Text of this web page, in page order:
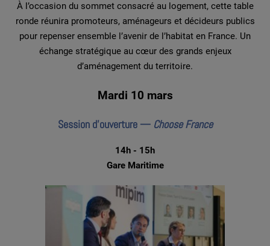
À l’occasion du sommet consacré au logement, cette table
ronde réunira promoteurs, aménageurs et décideurs publics
pour repenser ensemble l’avenir de l’habitat en France. Un
échange stratégique au cœur des grands enjeux
d’aménagement du territoire.
Mardi 10 mars
Session d’ouverture — Choose France
14h - 15h
Gare Maritime